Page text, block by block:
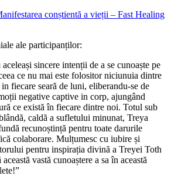
conștientă a vieții – Fast Healing
ale participanților:
sincere intenții de a se cunoaște pe
ce nu mai este folositor niciunuia dintre
fiecare seară de luni, eliberandu-se de
negative captive in corp, ajungând
ce există în fiecare dintre noi. Totul sub
caldă a sufletului minunat, Treya
recunoștință pentru toate darurile
colaborare. Mulțumesc cu iubire și
pentru inspirația divină a Treyei Toth
vastă cunoaștere a sa în această